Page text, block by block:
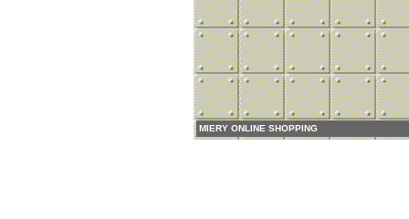
MIERY ONLINE SHOPPING